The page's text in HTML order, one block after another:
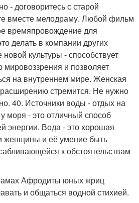
- договоритесь с старой
вместе мелодраму. Любой фильм
времяпровождение для
делать в компании других
культуры - способствует
и позволяет
на внутреннем мире. Женская
стремится. Не нужно
40. Источники воды - отдых на
моря - это отличный способ
энергии. Вода - это хорошая
женщины и её умение быть
к обстоятельствам
Афродиты юных жриц
и общаться водной стихией.